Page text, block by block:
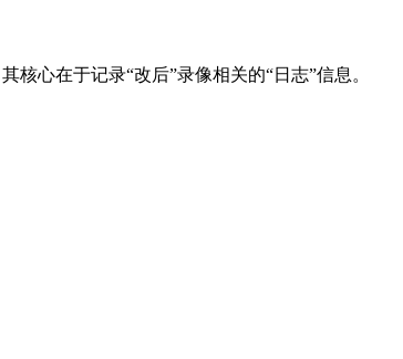
心在于记录“改后”录像相关的“日志”信息。